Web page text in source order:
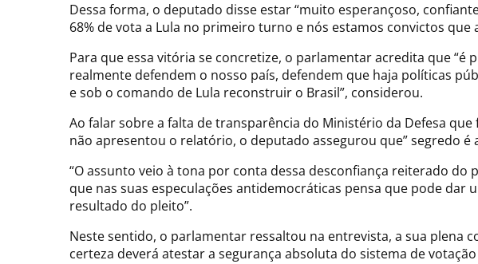
Dessa forma, o deputado disse estar “muito esperançoso,
68% de vota a Lula no primeiro turno e nós estamos convictos
Para que essa vitória se concretize, o parlamentar acredita que
realmente defendem o nosso país, defendem que haja políticas
e sob o comando de Lula reconstruir o Brasil”, considerou.
Ao falar sobre a falta de transparência do Ministério da Defesa
não apresentou o relatório, o deputado assegurou que” segredo é
“O assunto veio à tona por conta dessa desconfiança reiterado do
que nas suas especulações antidemocráticas pensa que pode
resultado do pleito”.
Neste sentido, o parlamentar ressaltou na entrevista, a sua plena
certeza deverá atestar a segurança absoluta do sistema de votação